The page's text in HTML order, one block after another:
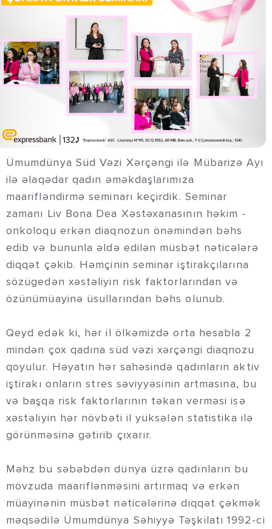
Ümumdünya Süd Vəzi Xərçəngi ilə Mübarizə Ayı
ilə əlaqədar qadın əməkdaşlarımıza
maarifləndirmə seminarı keçirdik. Seminar
zamanı Liv Bona Dea Xəstəxanasının həkim -
onkoloqu erkən diaqnozun önəmindən bəhs
edib və bununla əldə edilən müsbət nəticələrə
diqqət çəkib. Həmçinin seminar iştirakçılarına
sözügedən xəstəliyin risk faktorlarından və
özünümüayinə üsullarından bəhs olunub.
Qeyd edək ki, hər il ölkəmizdə orta hesabla 2
mindən çox qadına süd vəzi xərçəngi diaqnozu
qoyulur. Həyatın hər sahəsində qadınların aktiv
iştirakı onların stres səviyyəsinin artmasına, bu
və başqa risk faktorlarının təkan verməsi isə
xəstəliyin hər növbəti il yüksələn statistika ilə
görünməsinə gətirib çıxarır.
Məhz bu səbəbdən dünya üzrə qadınların bu
mövzuda maariflənməsini artırmaq və erkən
müayinənin müsbət nəticələrinə diqqət çəkmək
məqsədilə Ümumdünya Səhiyyə Təşkilatı 1992-ci